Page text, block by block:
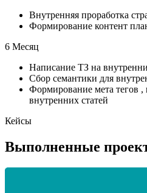
Внутренняя проработка
Формирование контент
6 Месяц
Написание ТЗ на
Сбор семантики для
Формирование мета тегов ,
внутренних статей
Кейсы
Выполненные